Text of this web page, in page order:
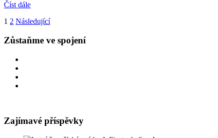
Číst dále
Stránkování
příspěvků
1 2 Následující
Zůstaňme ve spojení
Zajímavé příspěvky